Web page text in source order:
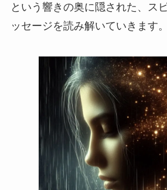
という響きの奥に隠された、ス
ッセージを読み解いていきます。